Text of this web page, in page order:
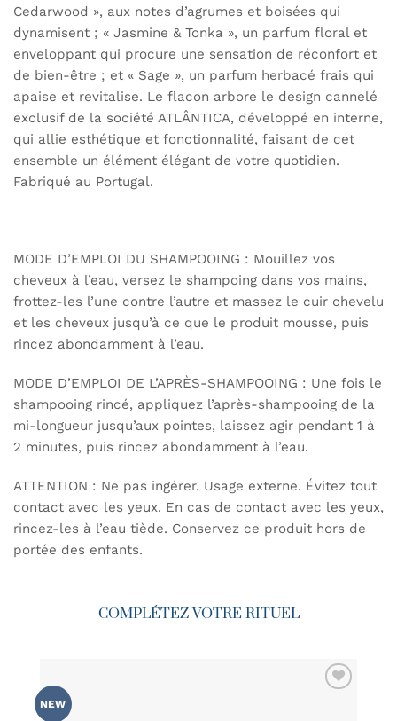
Cedarwood », aux notes d’agrumes et boisées qui
dynamisent ; « Jasmine & Tonka », un parfum floral et
enveloppant qui procure une sensation de réconfort et
de bien-être ; et « Sage », un parfum herbacé frais qui
apaise et revitalise. Le flacon arbore le design cannelé
exclusif de la société ATLÂNTICA, développé en interne,
qui allie esthétique et fonctionnalité, faisant de cet
ensemble un élément élégant de votre quotidien.
Fabriqué au Portugal.
MODE D’EMPLOI DU SHAMPOOING : Mouillez vos
cheveux à l’eau, versez le shampoing dans vos mains,
frottez-les l’une contre l’autre et massez le cuir chevelu
et les cheveux jusqu’à ce que le produit mousse, puis
rincez abondamment à l’eau.
MODE D’EMPLOI DE L’APRÈS-SHAMPOOING : Une fois le
shampooing rincé, appliquez l’après-shampooing de la
mi-longueur jusqu’aux pointes, laissez agir pendant 1 à
2 minutes, puis rincez abondamment à l’eau.
ATTENTION : Ne pas ingérer. Usage externe. Évitez tout
contact avec les yeux. En cas de contact avec les yeux,
rincez-les à l’eau tiède. Conservez ce produit hors de
portée des enfants.
COMPLÉTEZ VOTRE RITUEL
NEW